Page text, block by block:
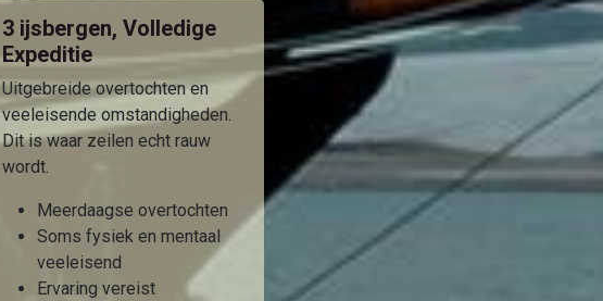
3 ijsbergen, Volledige
Expeditie
Uitgebreide overtochten en
veeleisende omstandigheden.
Dit is waar zeilen echt rauw
wordt.
Meerdaagse overtochten
Soms fysiek en mentaal
veeleisend
Ervaring vereist